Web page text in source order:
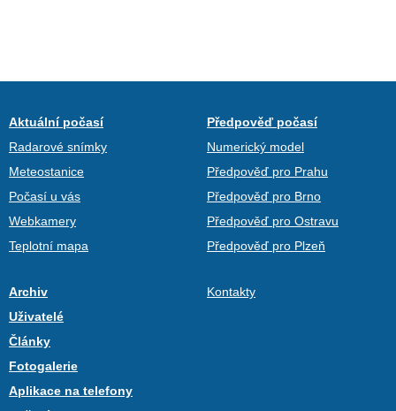
Aktuální počasí
Radarové snímky
Meteostanice
Počasí u vás
Webkamery
Teplotní mapa
Předpověď počasí
Numerický model
Předpověď pro Prahu
Předpověď pro Brno
Předpověď pro Ostravu
Předpověď pro Plzeň
Archiv
Uživatelé
Články
Fotogalerie
Aplikace na telefony
Kontakty